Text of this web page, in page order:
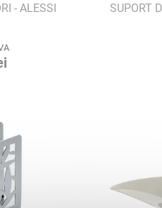
- ALESSI SUPORT